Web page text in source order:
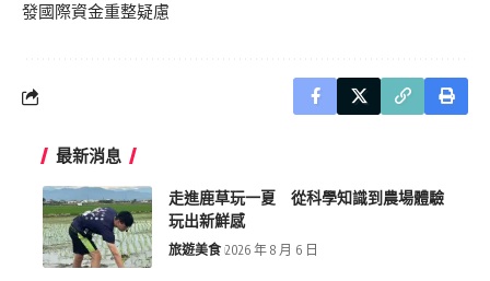
發國際資金重整疑慮
最新消息
走進鹿草玩一夏 從科學知識到農場體驗
玩出新鮮感
旅遊美食 2026 年 8 月 6 日